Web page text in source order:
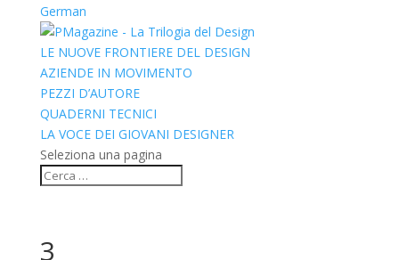
German
LE NUOVE FRONTIERE DEL DESIGN
AZIENDE IN MOVIMENTO
PEZZI D’AUTORE
QUADERNI TECNICI
LA VOCE DEI GIOVANI DESIGNER
Seleziona una pagina
3